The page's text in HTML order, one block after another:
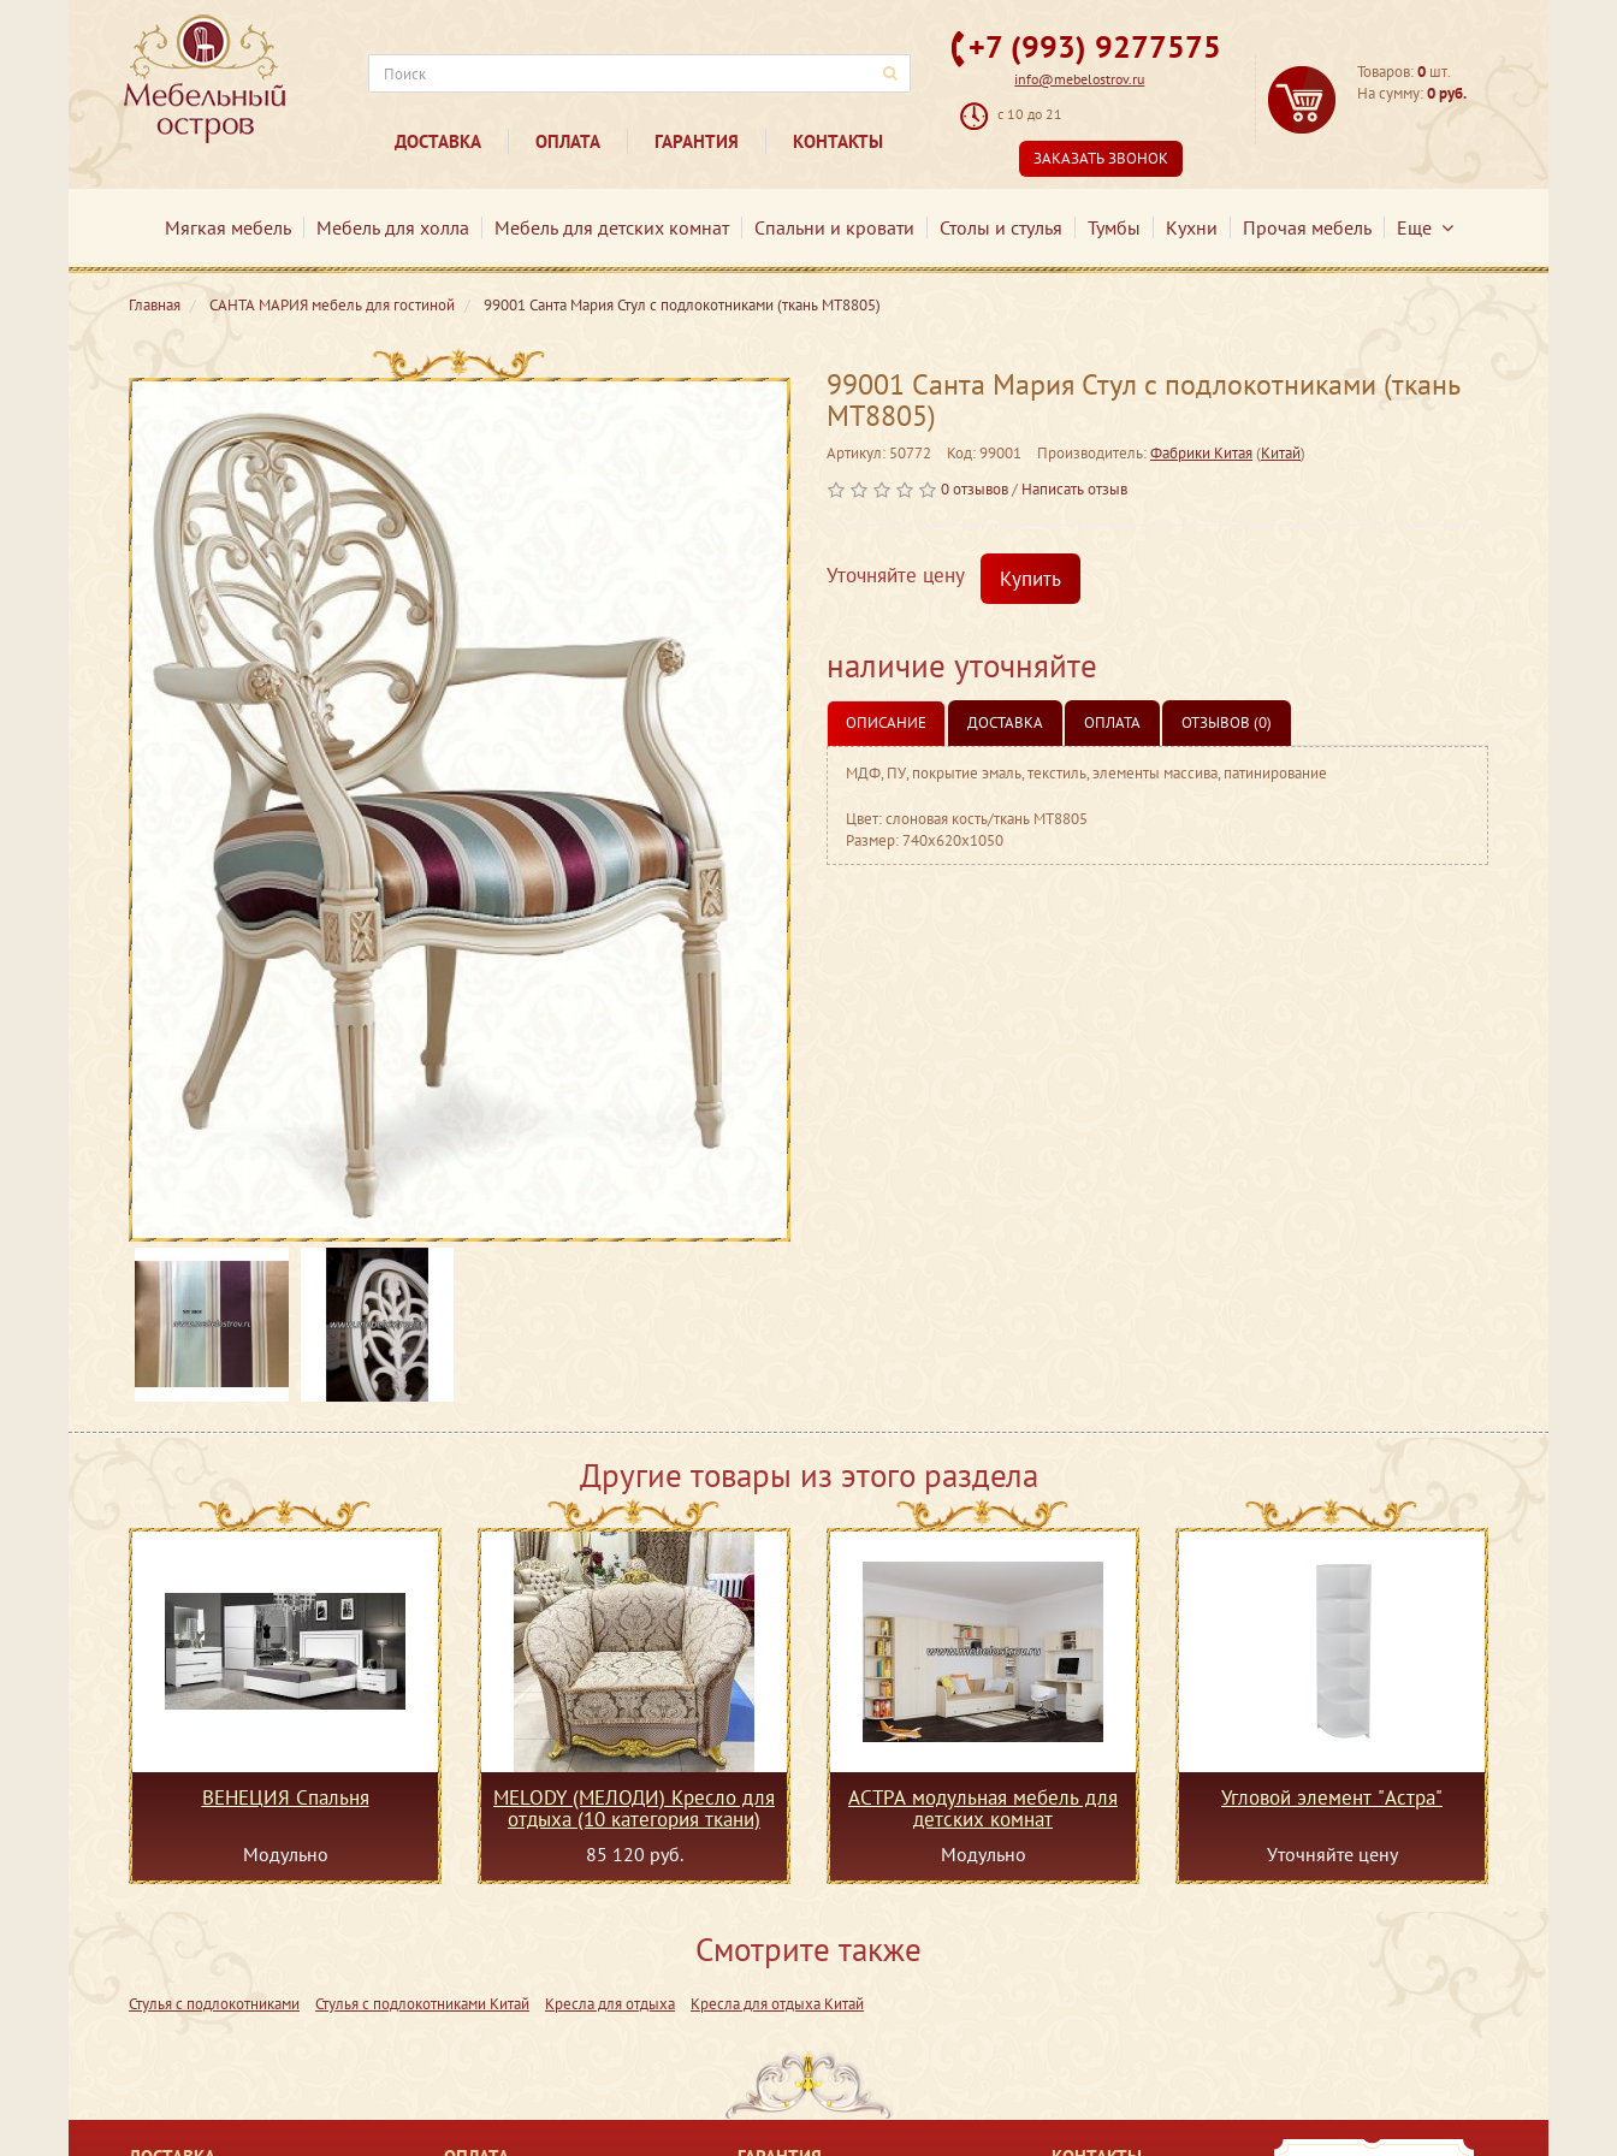
ДОСТАВКА ОПЛАТА ГАРАНТИЯ КОНТАКТЫ
+7 (993) 9277575
info@mebelostrov.ru
с 10 до 21
ЗАКАЗАТЬ ЗВОНОК
Товаров:0 шт.
На сумму:0 руб.
Мягкая мебель Мебель для холла Мебель для детских комнат Спальни и кровати Столы и стулья Тумбы Кухни Прочая мебель Еще
Главная САНТА МАРИЯ мебель для гостиной 99001 Санта Мария Стул с подлокотниками (ткань МТ8805)
99001 Санта Мария Стул с подлокотниками (ткань
МТ8805)
Артикул: 50772 Код: 99001 Производитель:Фабрики Китая(Китай)
0 отзывов/ Написать отзыв
Уточняйте цену Купить
наличие уточняйте
ОПИСАНИЕ ДОСТАВКА ОПЛАТА ОТЗЫВОВ (0)
МДФ, ПУ, покрытие эмаль, текстиль, элементы массива, патинирование
Цвет: слоновая кость/ткань МТ8805
Размер: 740x620x1050
Другие товары из этого раздела
ВЕНЕЦИЯ Спальня
Модульно
MELODY (МЕЛОДИ) Кресло для
отдыха (10 категория ткани)
85 120 руб.
АСТРА модульная мебель для
детских комнат
Модульно
Угловой элемент "Астра"
Уточняйте цену
Смотрите также
Стулья с подлокотниками Стулья с подлокотниками Китай Кресла для отдыха Кресла для отдыха Китай